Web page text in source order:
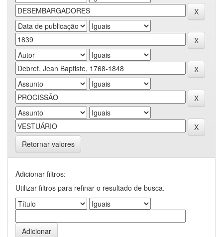
Retornar valores
Adicionar filtros:
Utilizar filtros para refinar o resultado de busca.